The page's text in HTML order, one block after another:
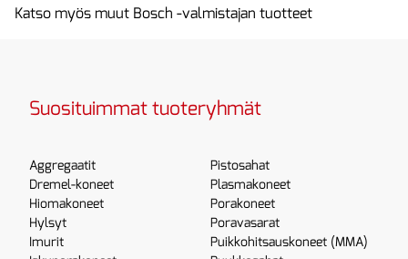
Katso myös muut Bosch -valmistajan tuotteet
Suosituimmat tuoteryhmät
Aggregaatit
Dremel-koneet
Hiomakoneet
Hylsyt
Imurit
Pistosahat
Plasmakoneet
Porakoneet
Poravasarat
Puikkohitsauskoneet (MMA)